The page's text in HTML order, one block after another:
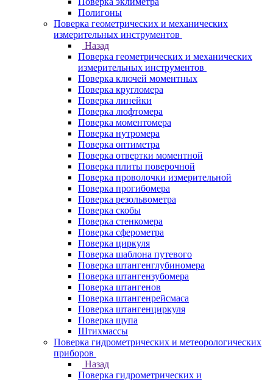
Полигоны
Поверка геометрических и механических
измерительных инструментов
Назад
Поверка геометрических и механических
измерительных инструментов
Поверка ключей моментных
Поверка кругломера
Поверка линейки
Поверка люфтомера
Поверка моментомера
Поверка нутромера
Поверка оптиметра
Поверка отвертки моментной
Поверка плиты поверочной
Поверка проволочки измерительной
Поверка прогибомера
Поверка резольвометра
Поверка скобы
Поверка стенкомера
Поверка сферометра
Поверка циркуля
Поверка шаблона путевого
Поверка штангенглубиномера
Поверка штангензубомера
Поверка штангенов
Поверка штангенрейсмаса
Поверка штангенциркуля
Поверка щупа
Штихмассы
Поверка гидрометрических и метеорологических
приборов
Назад
Поверка гидрометрических и